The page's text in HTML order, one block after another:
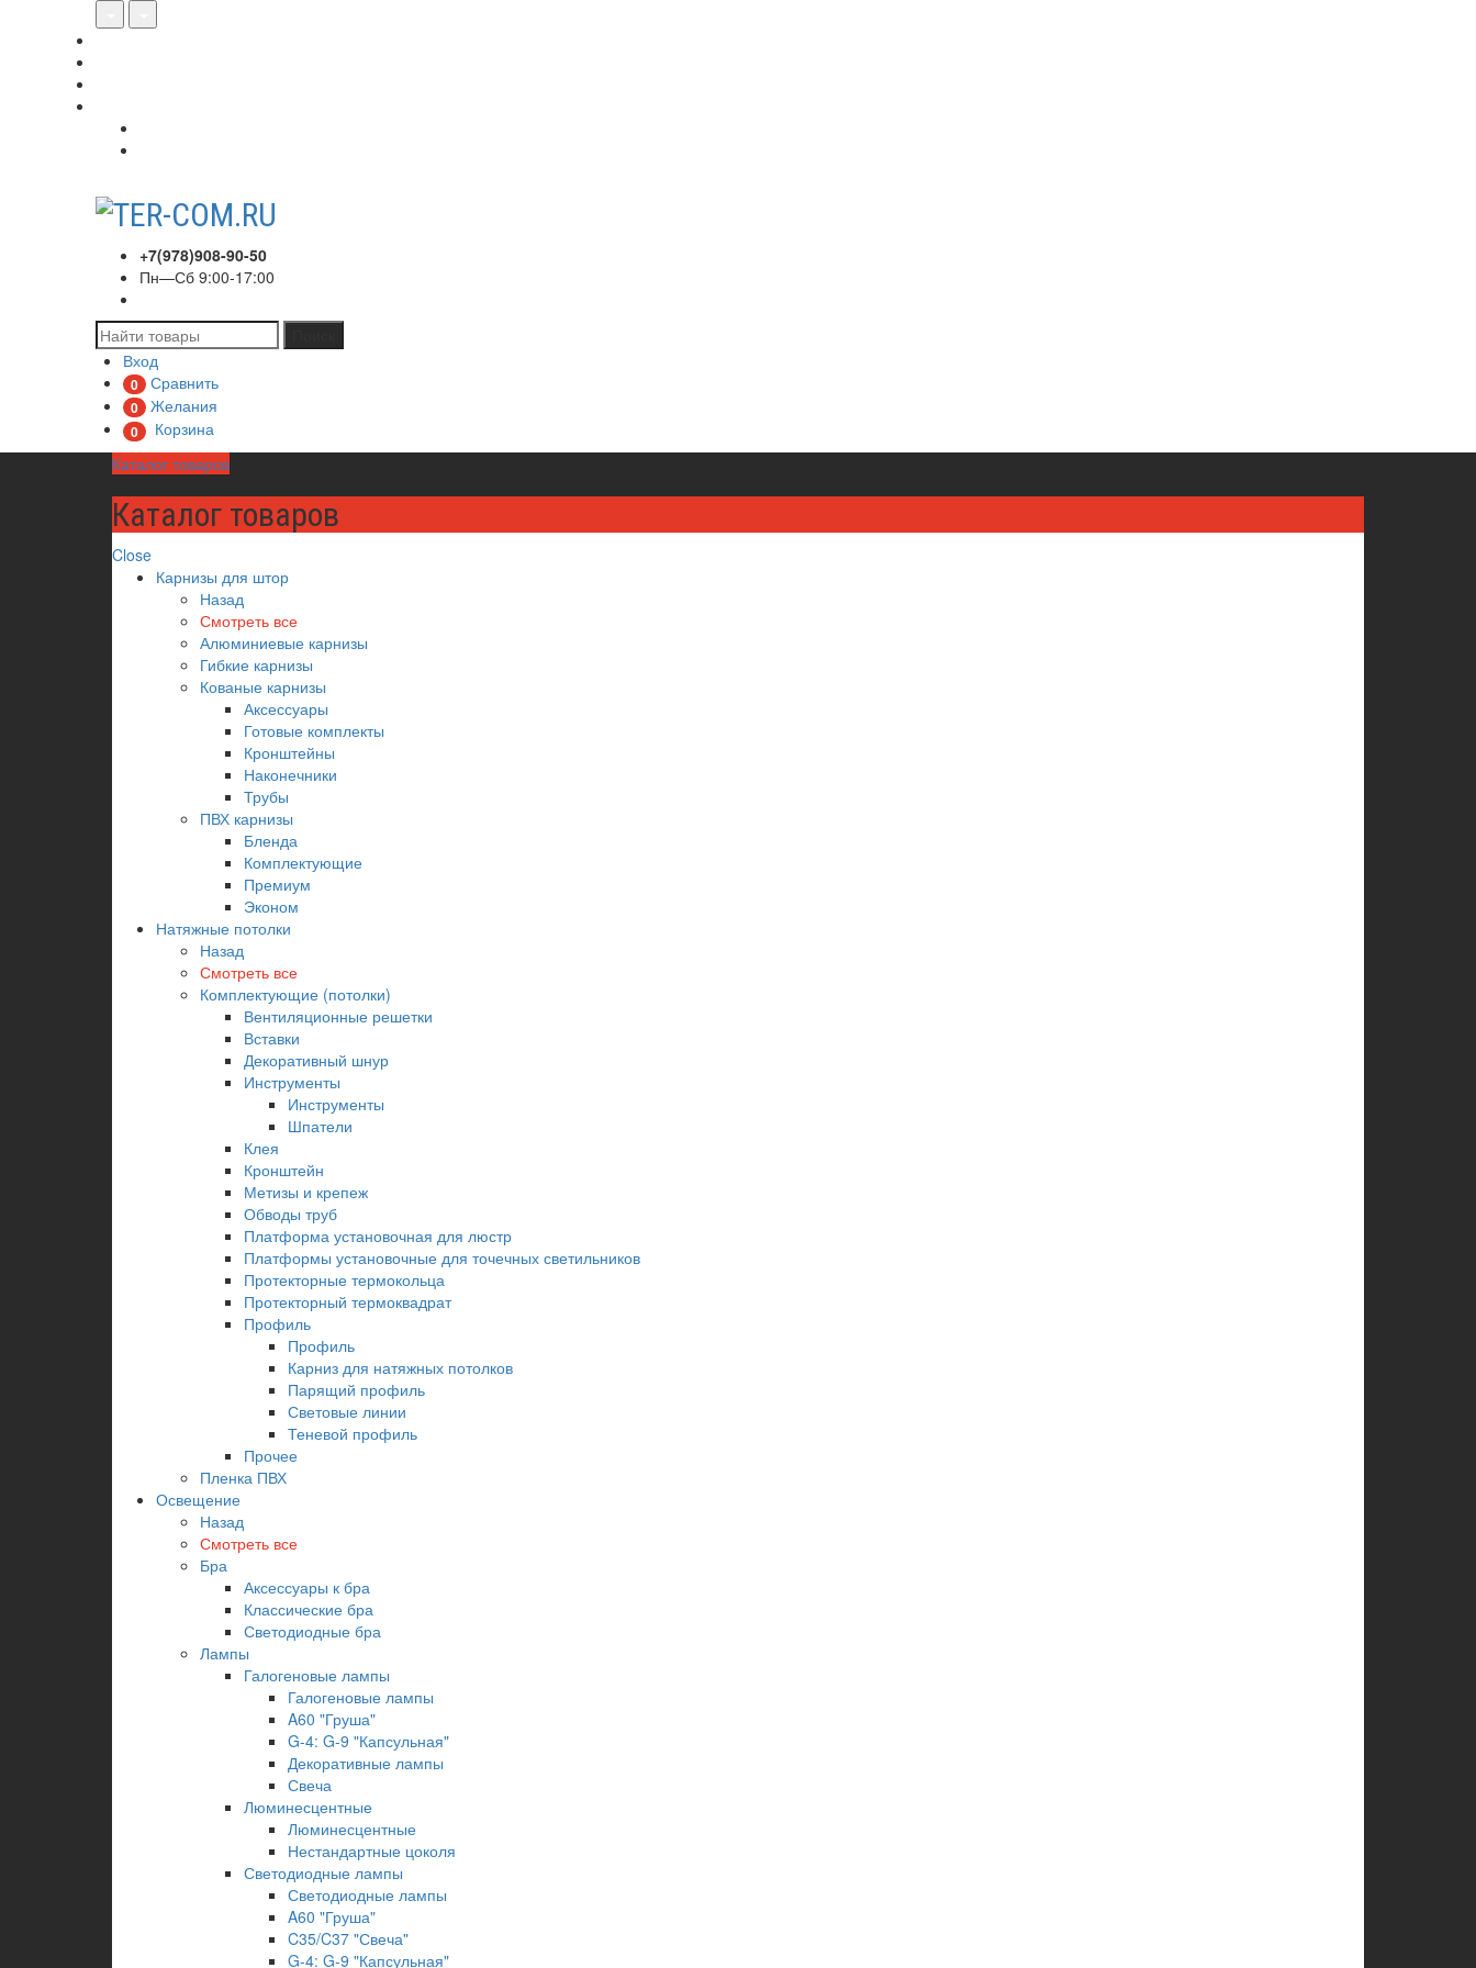
+7(978)908-90-50
Пн—Сб 9:00-17:00
Вход
0 Сравнить
0 Желания
0
Корзина
Каталог товаров
Каталог товаров
Close
Карнизы для штор
Назад
Смотреть все
Алюминиевые карнизы
Гибкие карнизы
Кованые карнизы
Аксессуары
Готовые комплекты
Кронштейны
Наконечники
Трубы
ПВХ карнизы
Бленда
Комплектующие
Премиум
Эконом
Натяжные потолки
Назад
Смотреть все
Комплектующие (потолки)
Вентиляционные решетки
Вставки
Декоративный шнур
Инструменты
Инструменты
Шпатели
Клея
Кронштейн
Метизы и крепеж
Обводы труб
Платформа установочная для люстр
Платформы установочные для точечных светильников
Протекторные термокольца
Протекторный термоквадрат
Профиль
Профиль
Карниз для натяжных потолков
Парящий профиль
Световые линии
Теневой профиль
Прочее
Пленка ПВХ
Освещение
Назад
Смотреть все
Бра
Аксессуары к бра
Классические бра
Светодиодные бра
Лампы
Галогеновые лампы
Галогеновые лампы
A60 "Груша"
G-4: G-9 "Капсульная"
Декоративные лампы
Свеча
Люминесцентные
Люминесцентные
Нестандартные цоколя
Светодиодные лампы
Светодиодные лампы
A60 "Груша"
C35/C37 "Свеча"
G-4: G-9 "Капсульная"